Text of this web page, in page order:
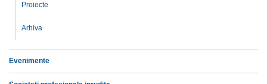
Proiecte
Arhiva
Evenimente